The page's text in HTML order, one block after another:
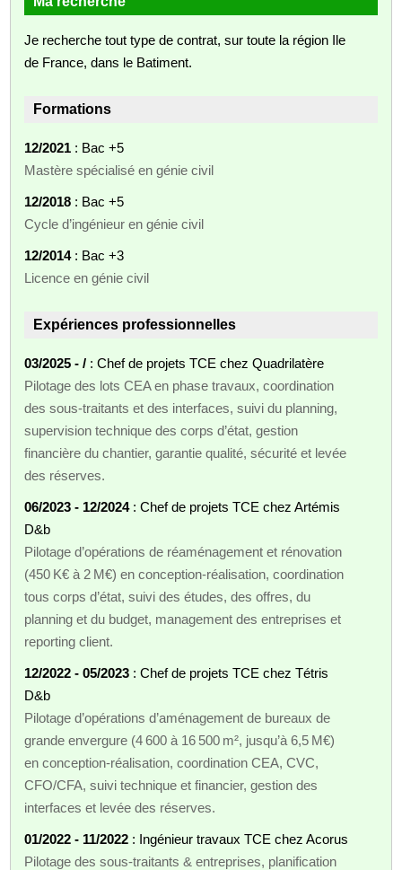
Je recherche tout type de contrat, sur toute la région Ile
de France, dans le Batiment.
Formations
12/2021 : Bac +5
Mastère spécialisé en génie civil
12/2018 : Bac +5
Cycle d’ingénieur en génie civil
12/2014: Bac +3
Licence en génie civil
Expériences professionnelles
03/2025 - / : Chef de projets TCE chez Quadrilatère
Pilotage des lots CEA en phase travaux, coordination
des sous‑traitants et des interfaces, suivi du planning,
supervision technique des corps d’état, gestion
financière du chantier, garantie qualité, sécurité et levée
des réserves.
06/2023 - 12/2024: Chef de projets TCE chez Artémis
D&b
Pilotage d’opérations de réaménagement et rénovation
(450 K€ à 2 M€) en conception‑réalisation, coordination
tous corps d’état, suivi des études, des offres, du
planning et du budget, management des entreprises et
reporting client.
12/2022 - 05/2023 : Chef de projets TCE chez Tétris
D&b
Pilotage d’opérations d’aménagement de bureaux de
grande envergure (4 600 à 16 500 m², jusqu’à 6,5 M€)
en conception‑réalisation, coordination CEA, CVC,
CFO/CFA, suivi technique et financier, gestion des
interfaces et levée des réserves.
01/2022 - 11/2022 : Ingénieur travaux TCE chez Acorus
Pilotage des sous‑traitants & entreprises, planification